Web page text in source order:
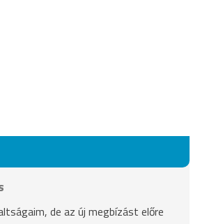
de az új megbízást előre